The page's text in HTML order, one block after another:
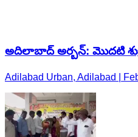
అదిలాబాద్ అర్బన్: మొదటి
Adilabad Urban, Adilabad |